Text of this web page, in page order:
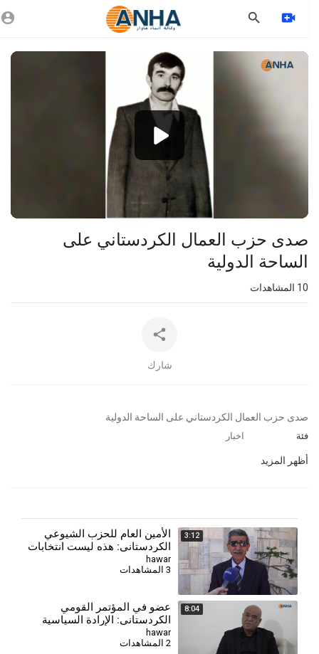
Video
Player
صدى حزب العمال الكردستاني على
الساحة الدولية
المشاهدات
شارك
⁣صدى حزب العمال الكردستاني على الساحة الدولية
فئة اخبار
أظهر المزيد
3:12
الأمين العام للحزب الشيوعي
الكردستاني: هذه ليست انتخابات
بل تعيينات
hawar
3 المشاهدات
8:04
عضو في المؤتمر القومي
الكردستاني: الإرادة السياسية
أساس تحقيق الوحدة
hawar